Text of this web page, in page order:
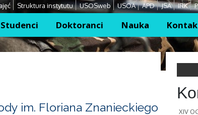
Struktura instytutu USOSweb USOA APD JSA IRK
Studenci Doktoranci Nauka
im. Floriana Znanieckiego XIV